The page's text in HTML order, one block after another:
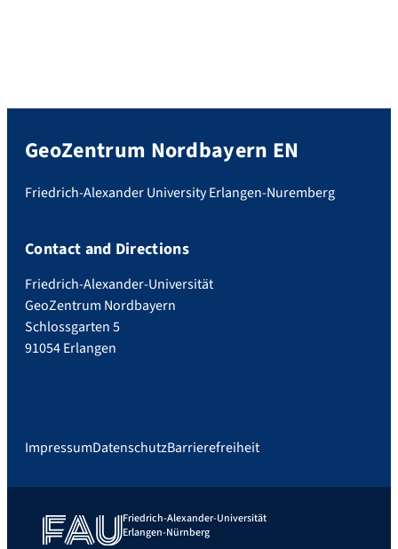
GeoZentrum Nordbayern EN
Friedrich-Alexander University Erlangen-Nuremberg
Contact and Directions
Friedrich-Alexander-Universität
GeoZentrum Nordbayern
Schlossgarten 5
91054 Erlangen
ImpressumDatenschutzBarrierefreiheit
Friedrich-Alexander-Universität
Erlangen-Nürnberg